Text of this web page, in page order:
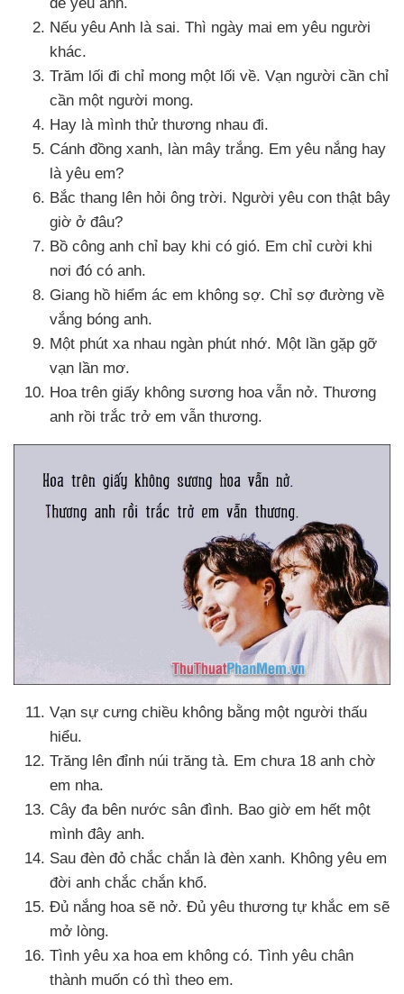
để yêu anh.
Nếu yêu Anh là sai. Thì ngày mai em yêu người
khác.
Trăm lối đi chỉ mong một lối về. Vạn người cần chỉ
cần một người mong.
Hay là mình thử thương nhau đi.
Cánh đồng xanh, làn mây trắng. Em yêu nắng hay
là yêu em?
Bắc thang lên hỏi ông trời. Người yêu con thật bây
giờ ở đâu?
Bồ công anh chỉ bay khi có gió. Em chỉ cười khi
nơi đó có anh.
Giang hồ hiểm ác em không sợ. Chỉ sợ đường về
vắng bóng anh.
Một phút xa nhau ngàn phút nhớ. Một lần gặp gỡ
vạn lần mơ.
Hoa trên giấy không sương hoa vẫn nở. Thương
anh rồi trắc trở em vẫn thương.
Vạn sự cưng chiều không bằng một người thấu
hiểu.
Trăng lên đỉnh núi trăng tà. Em chưa 18 anh chờ
em nha.
Cây đa bên nước sân đình. Bao giờ em hết một
mình đây anh.
Sau đèn đỏ chắc chắn là đèn xanh. Không yêu em
đời anh chắc chắn khổ.
Đủ nắng hoa sẽ nở. Đủ yêu thương tự khắc em sẽ
mở lòng.
Tình yêu xa hoa em không có. Tình yêu chân
thành muốn có thì theo em.